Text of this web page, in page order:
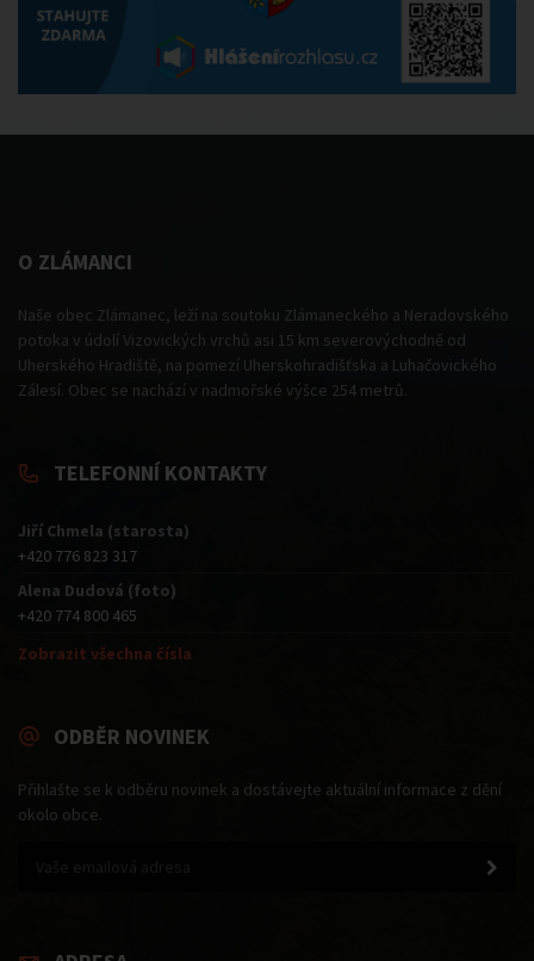
O ZLÁMANCI
Naše obec Zlámanec, leží na soutoku Zlámaneckého a Neradovského
potoka v údolí Vizovických vrchů asi 15 km severovýchodně od
Uherského Hradiště, na pomezí Uherskohradišťska a Luhačovického
Zálesí. Obec se nachází v nadmořské výšce 254 metrů.
TELEFONNÍ KONTAKTY
Jiří Chmela (starosta)
+420 776 823 317
Alena Dudová (foto)
+420 774 800 465
Zobrazit všechna čísla
ODBĚR NOVINEK
Přihlašte se k odběru novinek a dostávejte aktuální informace z dění
okolo obce.